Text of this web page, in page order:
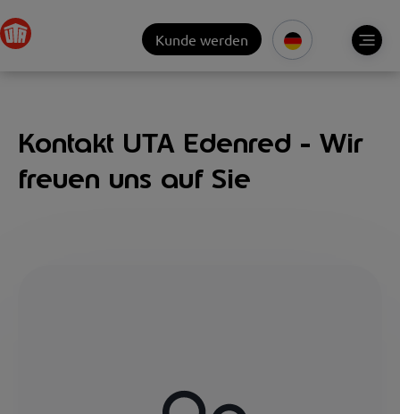
Kunde werden
Kontakt UTA Edenred - Wir
freuen uns auf Sie